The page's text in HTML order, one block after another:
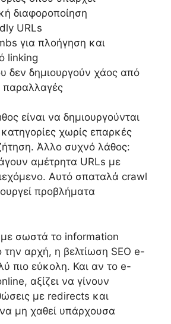
διαφοροποίηση
URLs
για πλοήγηση και
linking
δεν δημιουργούν χάος από
είναι να δημιουργούνται
χωρίς επαρκές
Άλλο συχνό λάθος:
αμέτρητα URLs με
Αυτό σπαταλά crawl
προβλήματα
σωστά το information
αρχή, η βελτίωση SEO e-
πιο εύκολη. Και αν το e-
αξίζει να γίνουν
με redirects και
μη χαθεί υπάρχουσα